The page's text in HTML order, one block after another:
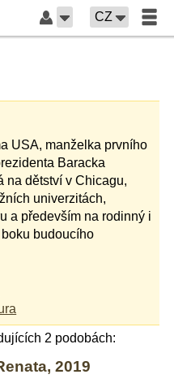
CZ
USA, manželka prvního
Baracka
na dětství v Chicagu,
univerzitách,
a především na rodinný i
budoucího
2 podobách:
2019